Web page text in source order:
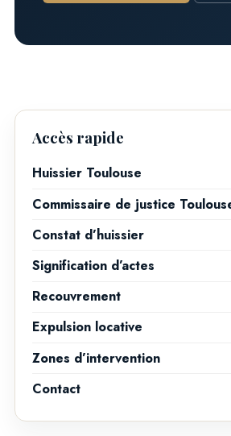
Accès rapide
Huissier Toulouse
Commissaire de justice
Constat d’huissier
Signification d’actes
Recouvrement
Expulsion locative
Zones d’intervention
Contact